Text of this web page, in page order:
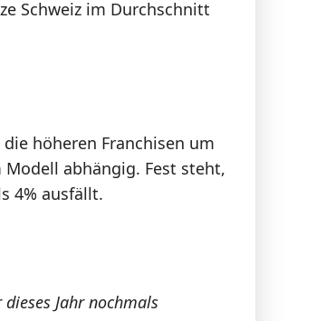
Schweiz im Durchschnitt
höheren Franchisen um
abhängig. Fest steht,
4% ausfällt.
dieses Jahr nochmals